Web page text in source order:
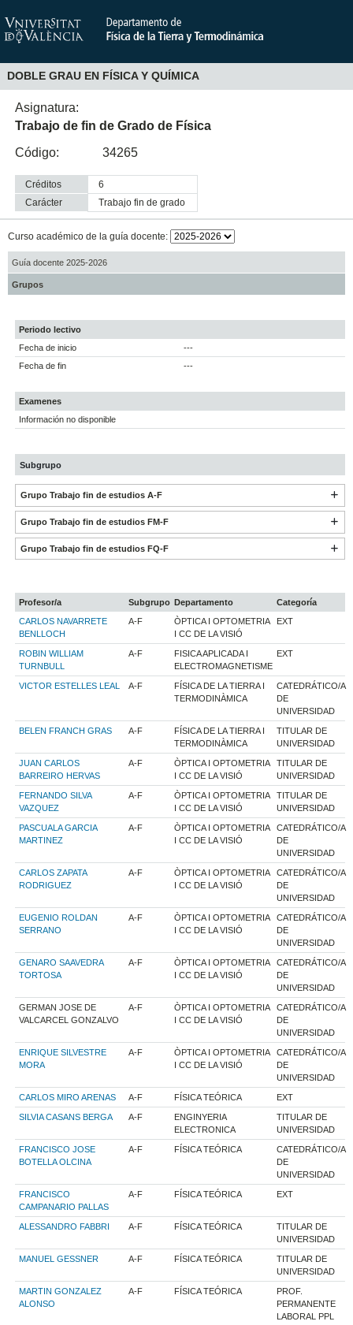
DOBLE GRAU EN FÍSICA Y QUÍMICA
Asignatura:
Trabajo de fin de Grado de Física
Código:
34265
Créditos
6
Carácter
trabajo fin de grado
Curso académico de la guía docente:
Guía docente 2025-2026
Grupos
Periodo lectivo
Fecha de inicio
---
Fecha de fin
---
Examenes
Información no disponible
Subgrupo
Grupo Trabajo fin de estudios A-F
Grupo Trabajo fin de estudios FM-F
Grupo Trabajo fin de estudios FQ-F
Profesor/a Subgrupo Departamento
Categoría
CARLOS NAVARRETE
BENLLOCH
A-F
ÒPTICA I OPTOMETRIA
I CC DE LA VISIÓ
EXT
ROBIN WILLIAM
TURNBULL
A-F
FISICA APLICADA I
ELECTROMAGNETISME
EXT
VICTOR ESTELLES LEAL A-F
FÍSICA DE LA TIERRA I
TERMODINÀMICA
CATEDRÁTICO/A
DE
UNIVERSIDAD
BELEN FRANCH GRAS A-F
FÍSICA DE LA TIERRA I
TERMODINÀMICA
TITULAR DE
UNIVERSIDAD
JUAN CARLOS
BARREIRO HERVAS
A-F
ÒPTICA I OPTOMETRIA
I CC DE LA VISIÓ
TITULAR DE
UNIVERSIDAD
FERNANDO SILVA
VAZQUEZ
A-F
ÒPTICA I OPTOMETRIA
I CC DE LA VISIÓ
TITULAR DE
UNIVERSIDAD
PASCUALA GARCIA
MARTINEZ
A-F
ÒPTICA I OPTOMETRIA
I CC DE LA VISIÓ
CATEDRÁTICO/A
DE
UNIVERSIDAD
CARLOS ZAPATA
RODRIGUEZ
A-F
ÒPTICA I OPTOMETRIA
I CC DE LA VISIÓ
CATEDRÁTICO/A
DE
UNIVERSIDAD
EUGENIO ROLDAN
SERRANO
A-F
ÒPTICA I OPTOMETRIA
I CC DE LA VISIÓ
CATEDRÁTICO/A
DE
UNIVERSIDAD
GENARO SAAVEDRA
TORTOSA
A-F
ÒPTICA I OPTOMETRIA
I CC DE LA VISIÓ
CATEDRÁTICO/A
DE
UNIVERSIDAD
GERMAN JOSE DE
VALCARCEL GONZALVO
A-F
ÒPTICA I OPTOMETRIA
I CC DE LA VISIÓ
CATEDRÁTICO/A
DE
UNIVERSIDAD
ENRIQUE SILVESTRE
MORA
A-F
ÒPTICA I OPTOMETRIA
I CC DE LA VISIÓ
CATEDRÁTICO/A
DE
UNIVERSIDAD
CARLOS MIRO ARENAS A-F FÍSICA TEÓRICA EXT
SILVIA CASANS BERGA A-F
ENGINYERIA
ELECTRONICA
TITULAR DE
UNIVERSIDAD
FRANCISCO JOSE
BOTELLA OLCINA
A-F FÍSICA TEÓRICA
CATEDRÁTICO/A
DE
UNIVERSIDAD
FRANCISCO
CAMPANARIO PALLAS
A-F FÍSICA TEÓRICA EXT
ALESSANDRO FABBRI A-F FÍSICA TEÓRICA
TITULAR DE
UNIVERSIDAD
MANUEL GESSNER A-F FÍSICA TEÓRICA
TITULAR DE
UNIVERSIDAD
MARTIN GONZALEZ
ALONSO
A-F FÍSICA TEÓRICA
PROF.
PERMANENTE
LABORAL PPL